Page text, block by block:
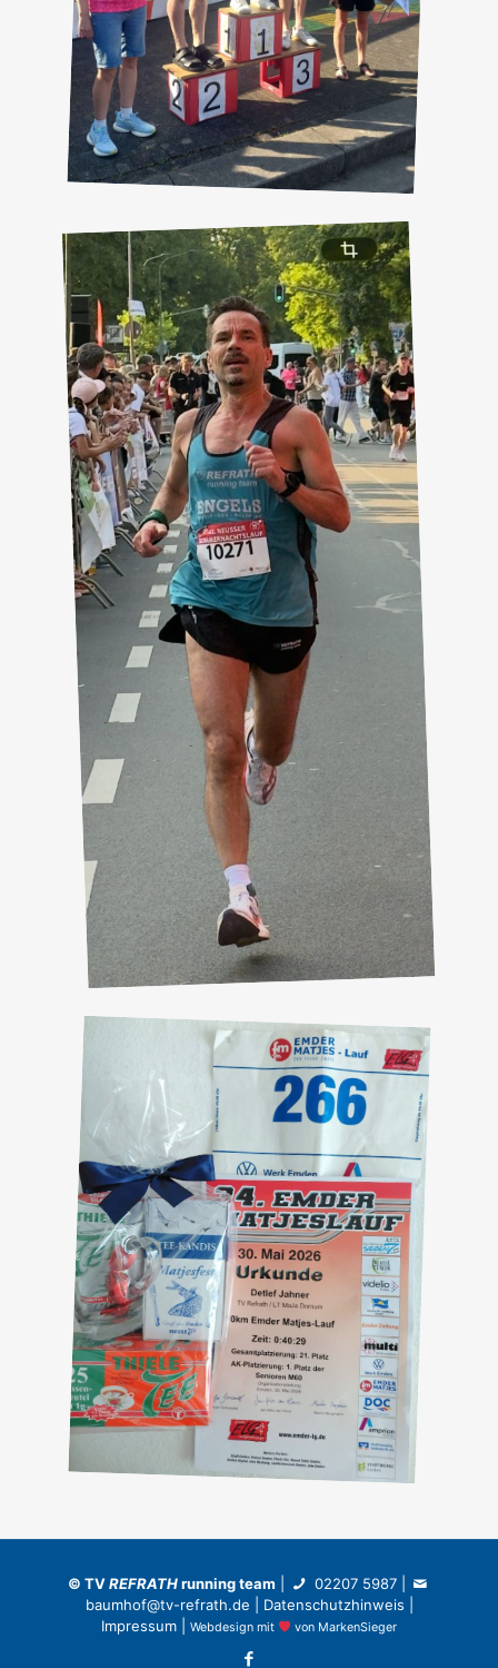
©TVREFRATHrunning team 02207 5987|
baumhof@tv-refrath.de
Datenschutzhinweis
Impressum| Webdesignmit von MarkenSieger